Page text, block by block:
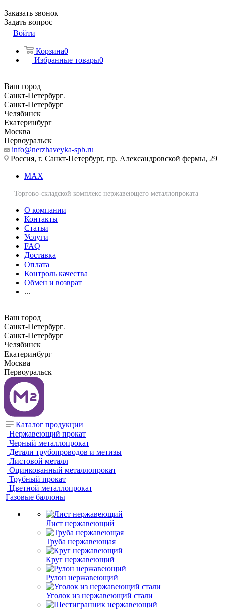
Заказать звонок
Задать вопрос
Войти
Корзина0
Избранные товары0
Ваш город
Санкт-Петербург
Санкт-Петербург
Челябинск
Екатеринбург
Москва
Первоуральск
info@nerzhaveyka-spb.ru
Россия, г. Санкт-Петербург, пр. Александровской фермы, 29
MAX
Торгово-складской комплекс нержавеющего металлопроката
О компании
Контакты
Статьи
Услуги
FAQ
Доставка
Оплата
Контроль качества
Обмен и возврат
...
Ваш город
Санкт-Петербург
Санкт-Петербург
Челябинск
Екатеринбург
Москва
Первоуральск
Каталог продукции
Нержавеющий прокат
Черный металлопрокат
Детали трубопроводов и метизы
Листовой металл
Оцинкованный металлопрокат
Трубный прокат
Цветной металлопрокат
Газовые баллоны
Лист нержавеющий
Труба нержавеющая
Круг нержавеющий
Рулон нержавеющий
Уголок из нержавеющий стали